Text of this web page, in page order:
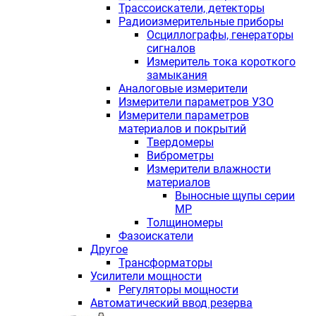
Трассоискатели, детекторы
Радиоизмерительные приборы
Осциллографы, генераторы
сигналов
Измеритель тока короткого
замыкания
Аналоговые измерители
Измерители параметров УЗО
Измерители параметров
материалов и покрытий
Твердомеры
Виброметры
Измерители влажности
материалов
Выносные щупы серии
МР
Толщиномеры
Фазоискатели
Другое
Трансформаторы
Усилители мощности
Регуляторы мощности
Автоматический ввод резерва